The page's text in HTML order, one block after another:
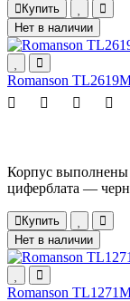
Купить
Нет в наличии
Romanson
Корпус
циферблата —
Купить
Нет в наличии
Romanson